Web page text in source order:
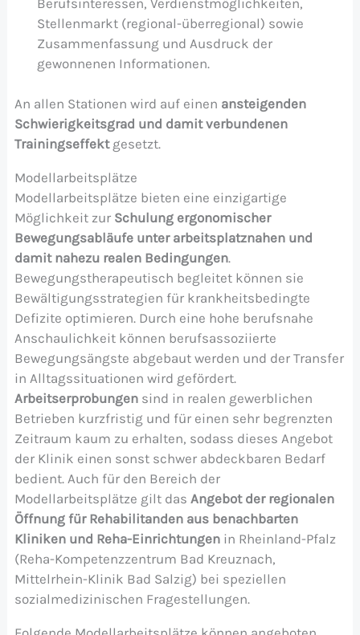
Stellenmarkt (regional-überregional) sowie
Zusammenfassung und Ausdruck der
gewonnenen Informationen.
An allen Stationen wird auf einen ansteigenden
Schwierigkeitsgrad und damit verbundenen
Trainingseffektgesetzt.
Modellarbeitsplätze
Modellarbeitsplätze bieten eine einzigartige
Möglichkeit zur Schulung ergonomischer
Bewegungsabläufe unter arbeitsplatznahen und
damit nahezu realen Bedingungen.
Bewegungstherapeutisch begleitet können sie
Bewältigungsstrategien für krankheitsbedingte
Defizite optimieren. Durch eine hohe berufsnahe
Anschaulichkeit können berufsassoziierte
Bewegungsängste abgebaut werden und der Transfer
in Alltagssituationen wird gefördert.
Arbeitserprobungen sind in realen gewerblichen
Betrieben kurzfristig und für einen sehr begrenzten
Zeitraum kaum zu erhalten, sodass dieses Angebot
der Klinik einen sonst schwer abdeckbaren Bedarf
bedient. Auch für den Bereich der
Modellarbeitsplätze gilt das Angebot der regionalen
Öffnung für Rehabilitanden aus benachbarten
Kliniken und Reha-Einrichtungenin Rheinland-Pfalz
(Reha-Kompetenzzentrum Bad Kreuznach,
Mittelrhein-Klinik Bad Salzig) bei speziellen
sozialmedizinischen Fragestellungen.